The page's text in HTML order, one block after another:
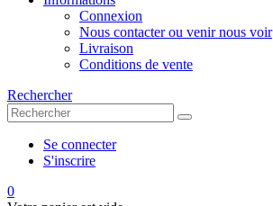
Connexion
Nous contacter ou venir nous voir
Livraison
Conditions de vente
Rechercher
Se connecter
S'inscrire
0